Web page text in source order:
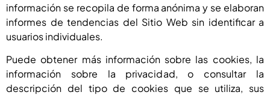
información se recopila de forma anónima y se elaboran
informes de tendencias del Sitio Web sin identificar a
usuarios individuales.
Puede obtener más información sobre las cookies, la
información sobre la privacidad, o consultar la
descripción del tipo de cookies que se utiliza, sus